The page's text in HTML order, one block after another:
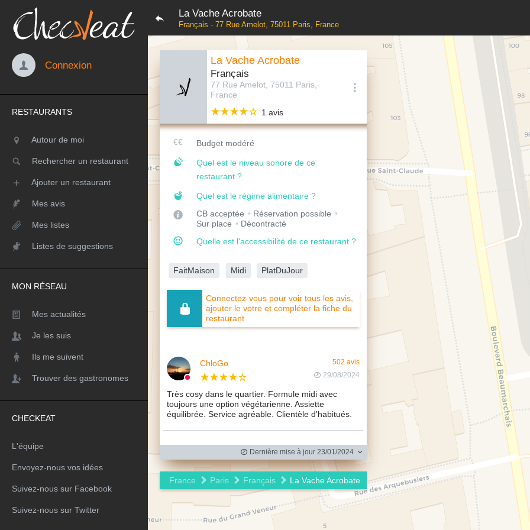
La Vache Acrobate
Français - 77 Rue Amelot, 75011 Paris, France
Connexion
RESTAURANTS
Autour de moi
Rechercher un restaurant
Ajouter un restaurant
Mes avis
Mes listes
Listes de suggestions
MON RÉSEAU
Mes actualités
Je les suis
Ils me suivent
Trouver des gastronomes
CHECKEAT
L'équipe
Envoyez-nous vos idées
Suivez-nous sur Facebook
Suivez-nous sur Twitter
La Vache Acrobate
Français
77 Rue Amelot, 75011 Paris,
France
1 avis
Budget modéré
Quel est le niveau sonore de ce
restaurant ?
Quel est le régime alimentaire ?
CB acceptée
Réservation possible
Sur place
Décontracté
Quelle est l'accessibilité de ce restaurant ?
FaitMaison Midi PlatDuJour
Connectez-vous pour voir tous les avis,
ajouter le votre et compléter la fiche du
restaurant
ChloGo
502 avis
29/08/2024
Très cosy dans le quartier. Formule midi avec
toujours une option végétarienne. Assiette
équilibrée. Service agréable. Clientèle d'habitués.
Dernière mise à jour 23/01/2024
France Paris Français La Vache Acrobate